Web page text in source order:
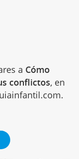
a Cómo
conflictos, en